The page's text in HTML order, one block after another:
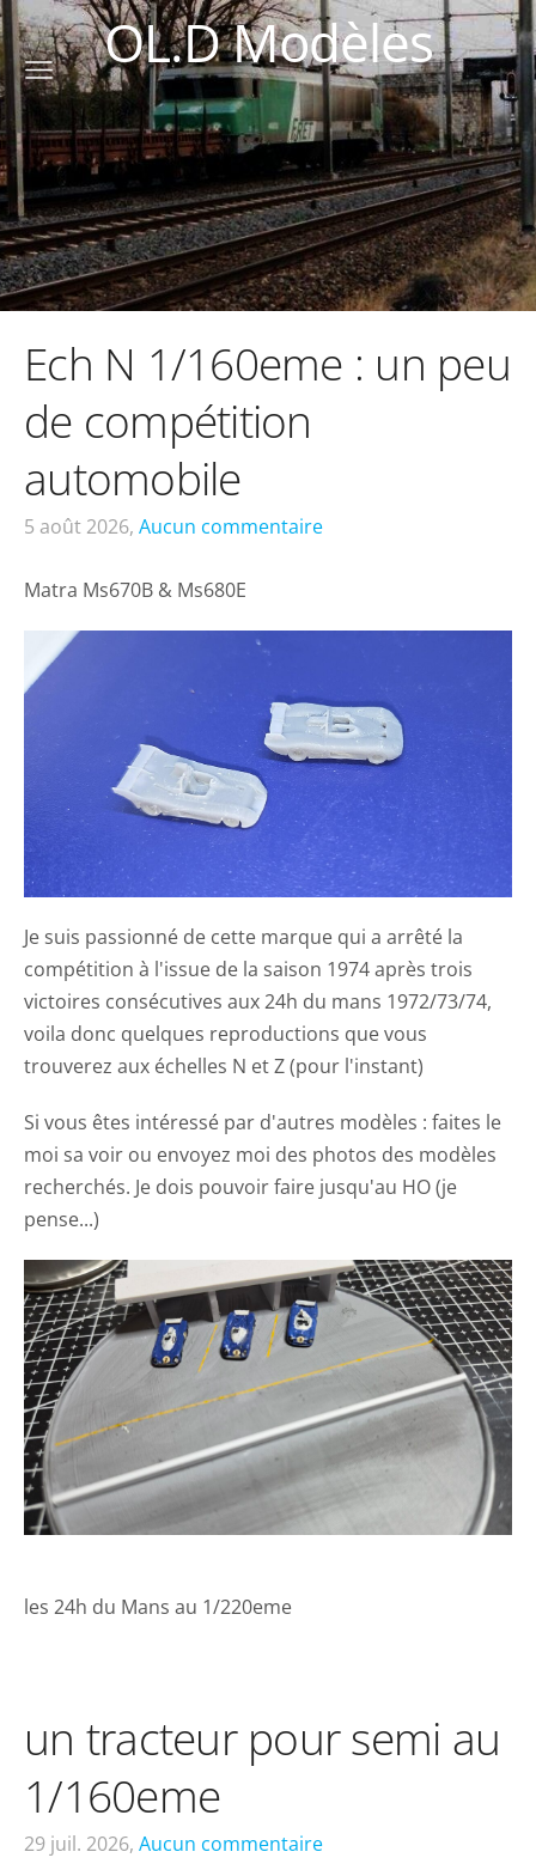
OL.D Modèles
Ech N 1/160eme : un peu
de compétition
automobile
5 août 2026, Aucun commentaire
Matra Ms670B & Ms680E
Je suis passionné de cette marque qui a arrêté la
compétition à l'issue de la saison 1974 après trois
victoires consécutives aux 24h du mans 1972/73/74,
voila donc quelques reproductions que vous
trouverez aux échelles N et Z (pour l'instant)
Si vous êtes intéressé par d'autres modèles : faites le
moi sa voir ou envoyez moi des photos des modèles
recherchés. Je dois pouvoir faire jusqu'au HO (je
pense...)
les 24h du Mans au 1/220eme
un tracteur pour semi au
1/160eme
29 juil. 2026, Aucun commentaire